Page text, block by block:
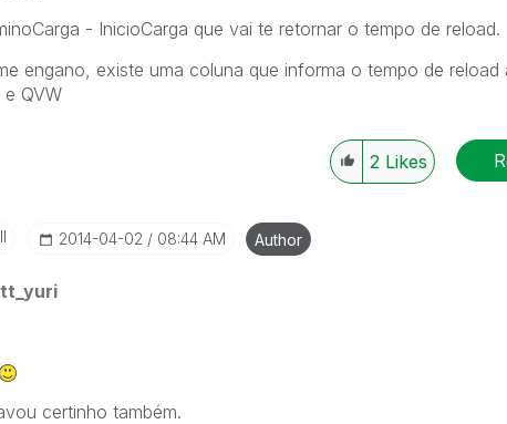
- InicioCarga que vai te retornar o tempo de reload.
engano, existe uma coluna que informa o tempo de reload
QVW
2 Likes
‎2014-04-02 08:44 AM Author
certinho também.